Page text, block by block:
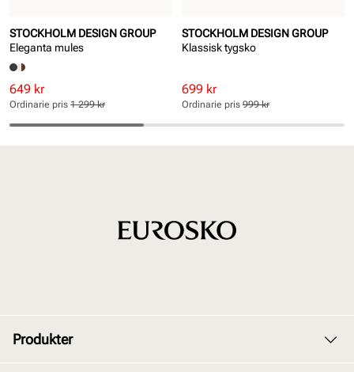
STOCKHOLM DESIGN GROUP
Eleganta mules
Rabatterat
pris
Pris
649 kr
Ordinarie
pris
Pris
Ordinarie pris 1 299 kr
STOCKHOLM DESIGN GROUP
Klassisk tygsko
Rabatterat
pris
Pris
699 kr
Ordinarie
pris
Pris
Ordinarie pris 999 kr
Produkter